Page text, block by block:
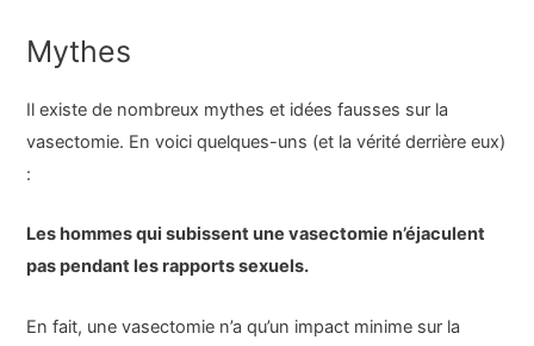
Mythes
Il existe de nombreux mythes et idées fausses sur la
vasectomie. En voici quelques-uns (et la vérité derrière eux)
:
Les hommes qui subissent une vasectomie n’éjaculent
pas pendant les rapports sexuels.
En fait, une vasectomie n’a qu’un impact minime sur la